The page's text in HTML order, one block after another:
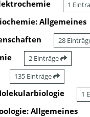
1
Allgemeines
28
2 Einträge
135 Einträge
1
Allgemeines